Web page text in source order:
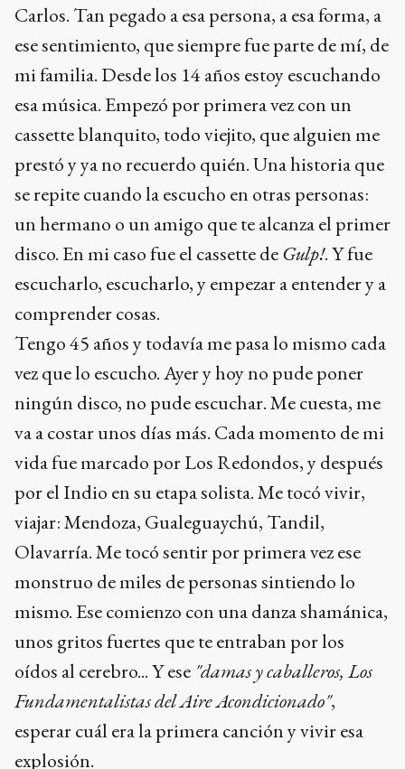
Carlos. Tan pegado a esa persona, a esa forma, a
ese sentimiento, que siempre fue parte de mí, de
mi familia. Desde los 14 años estoy escuchando
esa música. Empezó por primera vez con un
cassette blanquito, todo viejito, que alguien me
prestó y ya no recuerdo quién. Una historia que
se repite cuando la escucho en otras personas:
un hermano o un amigo que te alcanza el primer
disco. En mi caso fue el cassette deGulp!. Y fue
escucharlo, escucharlo, y empezar a entender y a
comprender cosas.
Tengo 45 años y todavía me pasa lo mismo cada
vez que lo escucho. Ayer y hoy no pude poner
ningún disco, no pude escuchar. Me cuesta, me
va a costar unos días más. Cada momento de mi
vida fue marcado por Los Redondos, y después
por el Indio en su etapa solista. Me tocó vivir,
viajar: Mendoza, Gualeguaychú, Tandil,
Olavarría. Me tocó sentir por primera vez ese
monstruo de miles de personas sintiendo lo
mismo. Ese comienzo con una danza shamánica,
unos gritos fuertes que te entraban por los
oídos al cerebro... Y ese "damas y caballeros, Los
Fundamentalistas del Aire Acondicionado",
esperar cuál era la primera canción y vivir esa
explosión.